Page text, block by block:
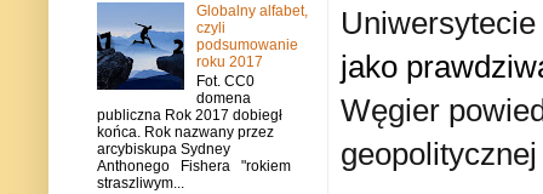
Uniwersytecie
jako
Węgier
Globalny alfabet,
czyli
podsumowanie
roku 2017
Fot. CC0
domena
publiczna Rok 2017 dobiegł
końca. Rok nazwany przez
arcybiskupa Sydney
Anthonego Fishera "rokiem
straszliwym...